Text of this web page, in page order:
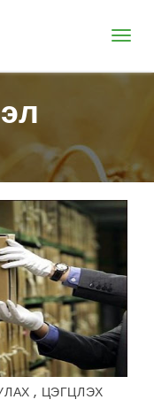
Цэс
, ЦЭГЦЛЭХ